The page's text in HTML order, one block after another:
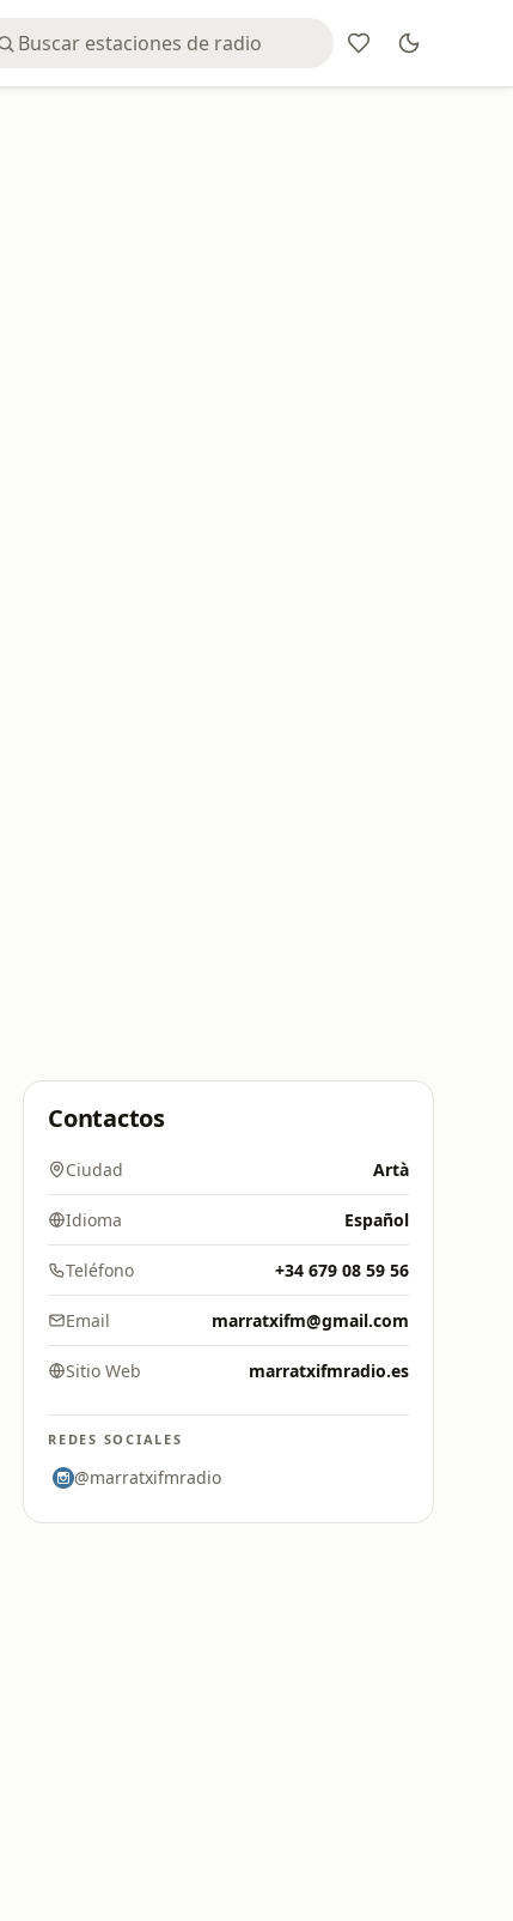
Contactos
Ciudad Artà
Idioma Español
Teléfono +34 679 08 59 56
Email marratxifm@gmail.com
Sitio Web marratxifmradio.es
REDES SOCIALES
@marratxifmradio